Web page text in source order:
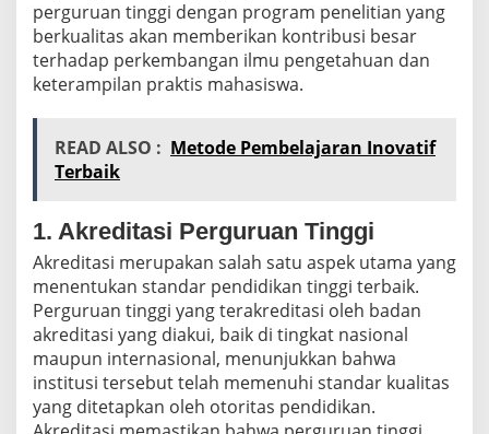
perguruan tinggi dengan program penelitian yang
berkualitas akan memberikan kontribusi besar
terhadap perkembangan ilmu pengetahuan dan
keterampilan praktis mahasiswa.
READ ALSO : Metode Pembelajaran Inovatif
Terbaik
1. Akreditasi Perguruan Tinggi
Akreditasi merupakan salah satu aspek utama yang
menentukan standar pendidikan tinggi terbaik.
Perguruan tinggi yang terakreditasi oleh badan
akreditasi yang diakui, baik di tingkat nasional
maupun internasional, menunjukkan bahwa
institusi tersebut telah memenuhi standar kualitas
yang ditetapkan oleh otoritas pendidikan.